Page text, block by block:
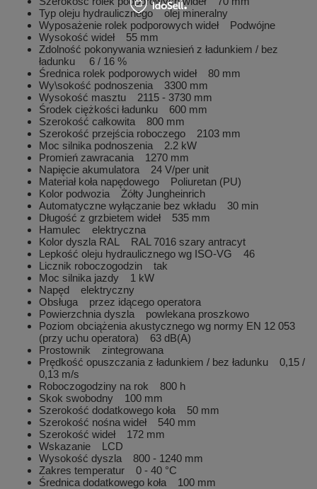
Typ oleju hydraulicznego olej mineralny
Wyposażenie rolek podporowych wideł Podwójne
Wysokość wideł 55 mm
Zdolność pokonywania wzniesień z ładunkiem / bez
ładunku 6 / 16 %
Średnica rolek podporowych wideł 80 mm
Wy\sokość podnoszenia 3300 mm
Wysokość masztu 2115 - 3730 mm
Środek ciężkości ładunku 600 mm
Szerokość całkowita 800 mm
Szerokość przejścia roboczego 2103 mm
Moc silnika podnoszenia 2.2 kW
Promień zawracania 1270 mm
Napięcie akumulatora 24 V/per unit
Materiał koła napędowego Poliuretan (PU)
Kolor podwozia Żółty Jungheinrich
Automatyczne wyłączanie bez wkładu 30 min
Długość z grzbietem wideł 535 mm
Hamulec elektryczna
Kolor dyszla RAL RAL 7016 szary antracyt
Lepkość oleju hydraulicznego wg ISO-VG 46
Licznik roboczogodzin tak
Moc silnika jazdy 1 kW
Napęd elektryczny
Obsługa przez idącego operatora
Powierzchnia dyszla powlekana proszkowo
Poziom obciążenia akustycznego wg normy EN 12 053
(przy uchu operatora) 63 dB(A)
Prostownik zintegrowana
Prędkość opuszczania z ładunkiem / bez ładunku 0,15 /
0,13 m/s
Roboczogodziny na rok 800 h
Skok swobodny 100 mm
Szerokość dodatkowego koła 50 mm
Szerokość nośna wideł 540 mm
Szerokość wideł 172 mm
Wskazanie LCD
Wysokość dyszla 800 - 1240 mm
Zakres temperatur 0 - 40 °C
Średnica dodatkowego koła 100 mm